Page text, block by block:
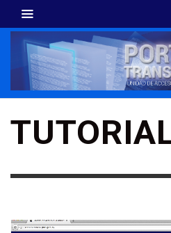
Reproductor